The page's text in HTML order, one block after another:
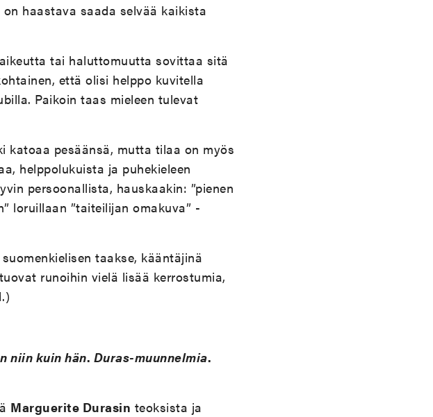
haastava saada selvää kaikista
tai haluttomuutta sovittaa sitä
että olisi helppo kuvitella
Paikoin taas mieleen tulevat
katoaa pesäänsä, mutta tilaa on myös
helppolukuista ja puhekieleen
persoonallista, hauskaakin: ”pienen
” loruillaan ”taiteilijan omakuva” -
taakse, kääntäjinä
runoihin vielä lisää kerrostumia,
niin kuin hän. Duras-muunnelmia.
Marguerite Durasin teoksista ja